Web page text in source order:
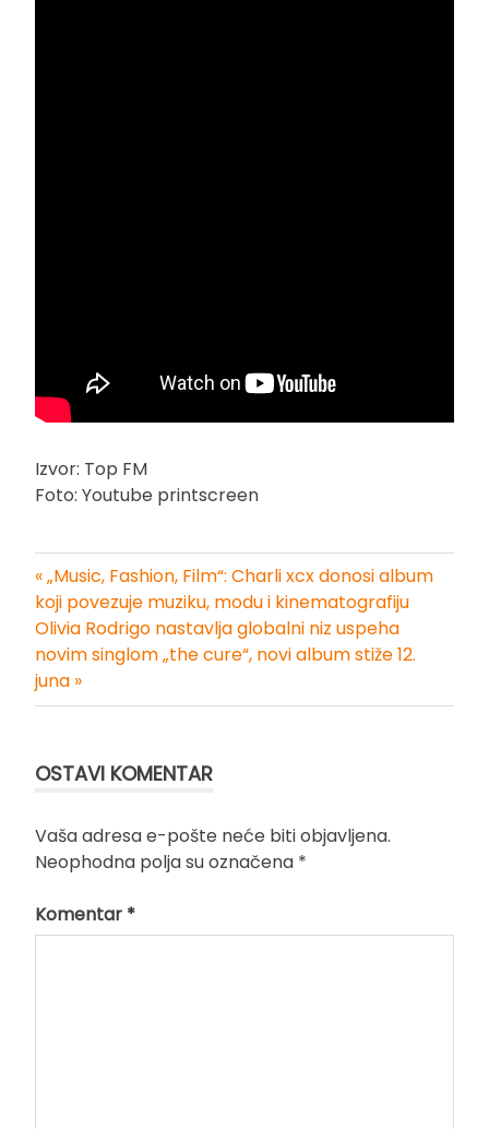
Izvor: Top FM
Foto: Youtube printscreen
Kretanje
članka
« „Music, Fashion, Film“: Charli xcx donosi album
koji povezuje muziku, modu i kinematografiju
Olivia Rodrigo nastavlja globalni niz uspeha
novim singlom „the cure“, novi album stiže 12.
juna »
OSTAVI KOMENTAR
Vaša adresa e-pošte neće biti objavljena.
Neophodna polja su označena *
Komentar *